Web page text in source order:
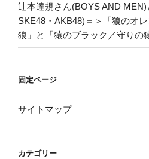
辻本達規さん(BOYS AND
SKE48・AKB48)＝＞「狼のオ
狼」と「猿のブラック／守りの
固定ページ
サイトマップ
カテゴリー